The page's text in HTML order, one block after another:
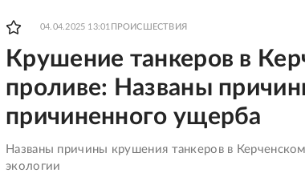
04.04.2025 13:01 ПРОИСШЕСТВИЯ
Крушение танкеров в
проливе: Названы
причиненного ущерба
Названы причины крушения танкеров в
экологии